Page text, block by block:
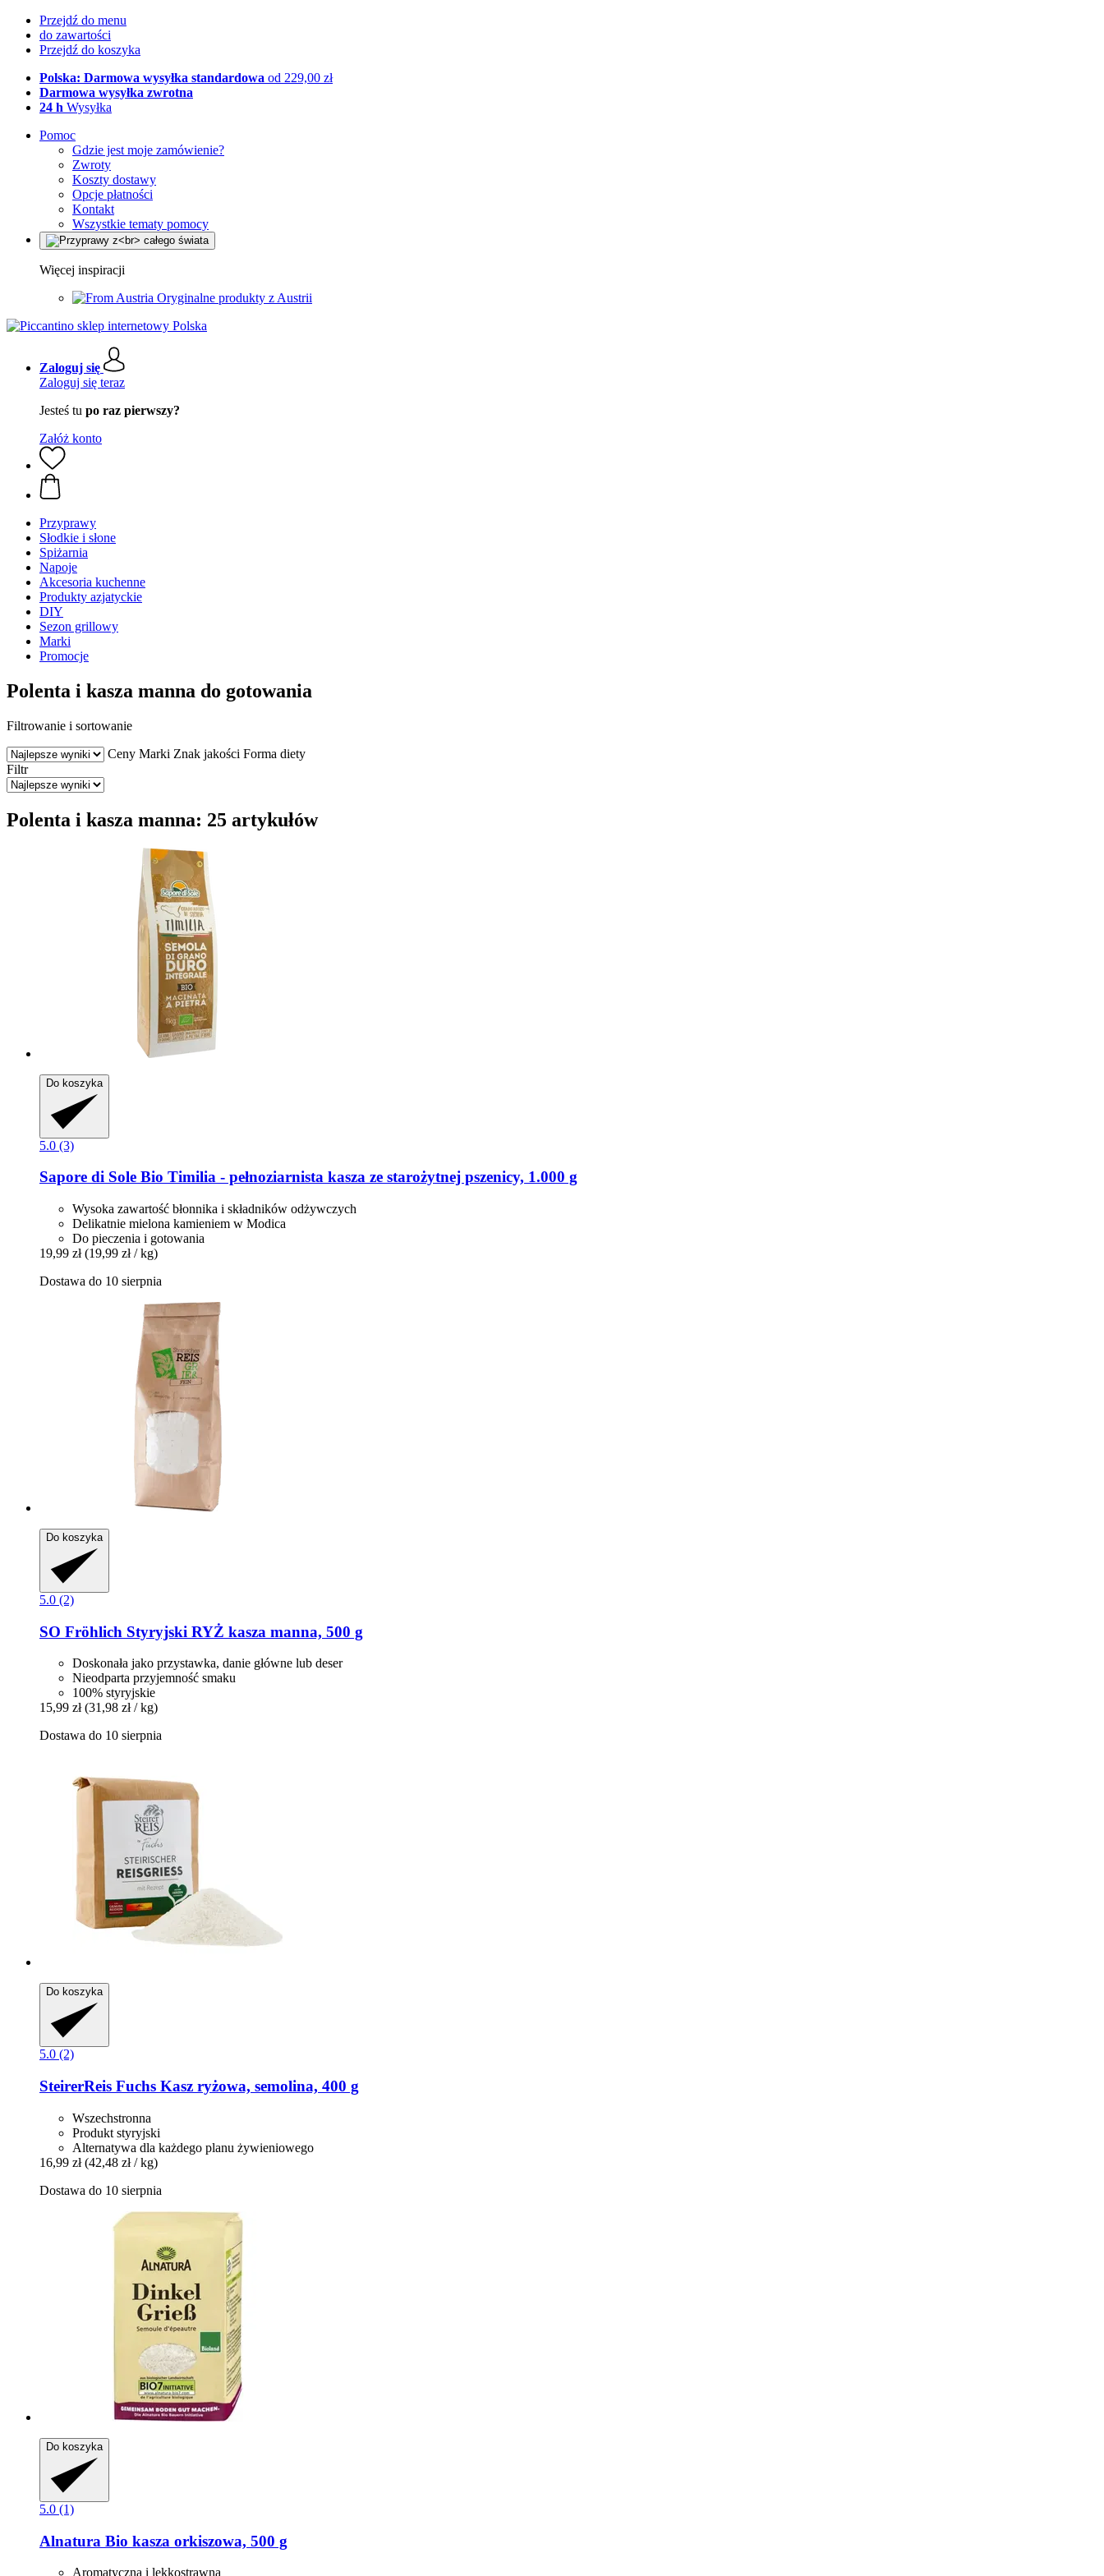
Przejdź do menu
do zawartości
Przejdź do koszyka
Polska: Darmowa wysyłka standardowa od 229,00 zł
Darmowa wysyłka zwrotna
24 h Wysyłka
Pomoc
Gdzie jest moje zamówienie?
Zwroty
Koszty dostawy
Opcje płatności
Kontakt
Wszystkie tematy pomocy
Więcej inspiracji
Oryginalne produkty z Austrii
Zaloguj się
Zaloguj się teraz
Jesteś tu po raz pierwszy?
Załóż konto
Przyprawy
Słodkie i słone
Spiżarnia
Napoje
Akcesoria kuchenne
Produkty azjatyckie
DIY
Sezon grillowy
Marki
Promocje
Polenta i kasza manna do gotowania
Filtrowanie i sortowanie
Ceny Marki Znak jakości Forma diety
Filtr
Polenta i kasza manna: 25 artykułów
Do koszyka
5.0 (3)
Sapore di Sole Bio Timilia -​ pełnoziarnista kasza ze starożytnej pszenicy, 1.000 g
Wysoka zawartość błonnika i składników odżywczych
Delikatnie mielona kamieniem w Modica
Do pieczenia i gotowania
19,99 zł (19,99 zł / kg)
Dostawa do 10 sierpnia
Do koszyka
5.0 (2)
SO Fröhlich Styryjski RYŻ kasza manna, 500 g
Doskonała jako przystawka, danie główne lub deser
Nieodparta przyjemność smaku
100% styryjskie
15,99 zł (31,98 zł / kg)
Dostawa do 10 sierpnia
Do koszyka
5.0 (2)
SteirerReis Fuchs Kasz ryżowa, semolina, 400 g
Wszechstronna
Produkt styryjski
Alternatywa dla każdego planu żywieniowego
16,99 zł (42,48 zł / kg)
Dostawa do 10 sierpnia
Do koszyka
5.0 (1)
Alnatura Bio kasza orkiszowa, 500 g
Aromatyczna i lekkostrawna